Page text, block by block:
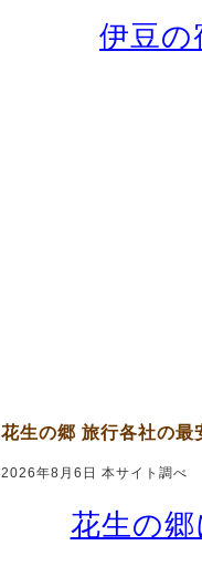
伊豆の
花生の郷 旅行各社の最
2026年8月6日 本サイト調べ
花生の郷